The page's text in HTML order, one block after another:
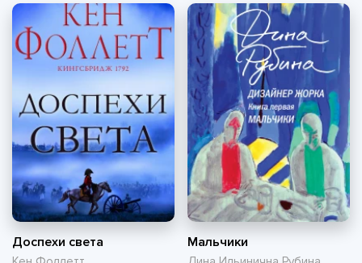
Доспехи света Мальчики